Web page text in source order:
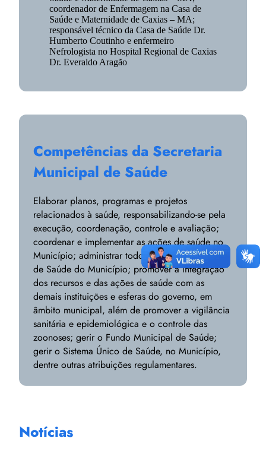
coordenador de Enfermagem na Casa de
Saúde e Maternidade de Caxias – MA;
responsável técnico da Casa de Saúde Dr.
Humberto Coutinho e enfermeiro
Nefrologista no Hospital Regional de Caxias
Dr. Everaldo Aragão
Competências da Secretaria
Municipal de Saúde
Elaborar planos, programas e projetos
relacionados à saúde, responsabilizando-se pela
execução, coordenação, controle e avaliação;
coordenar e implementar as ações de saúde no
Município; administrar todo o serviço e Unidades
de Saúde do Município; promover a integração
dos recursos e das ações de saúde com as
demais instituições e esferas do governo, em
âmbito municipal, além de promover a vigilância
sanitária e epidemiológica e o controle das
zoonoses; gerir o Fundo Municipal de Saúde;
gerir o Sistema Único de Saúde, no Município,
dentre outras atribuições regulamentares.
Notícias